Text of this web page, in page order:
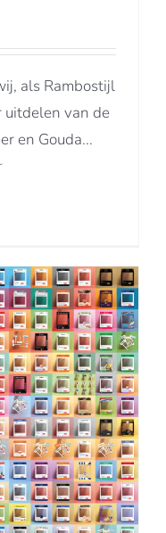
als Rambostijl
uitdelen van de
en Gouda...